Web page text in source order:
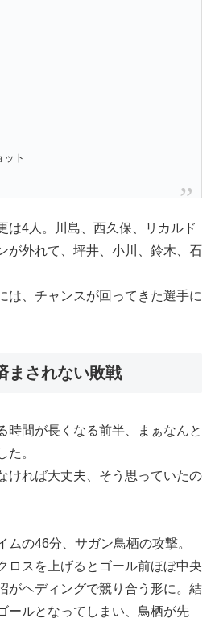
ット
は4人。川島、西久保、リカルド
が外れて、坪井、小川、鈴木、石
は、チャンスが回ってきた選手に
まされない敗戦
時間が長くなる前半、まぁなんと
た。
ければ大丈夫、そう思っていたの
ムの46分、サガン鳥栖の攻撃。
ロスを上げるとゴール前ほぼ中央
がヘディングで競り合う形に。結
ールとなってしまい、鳥栖が先